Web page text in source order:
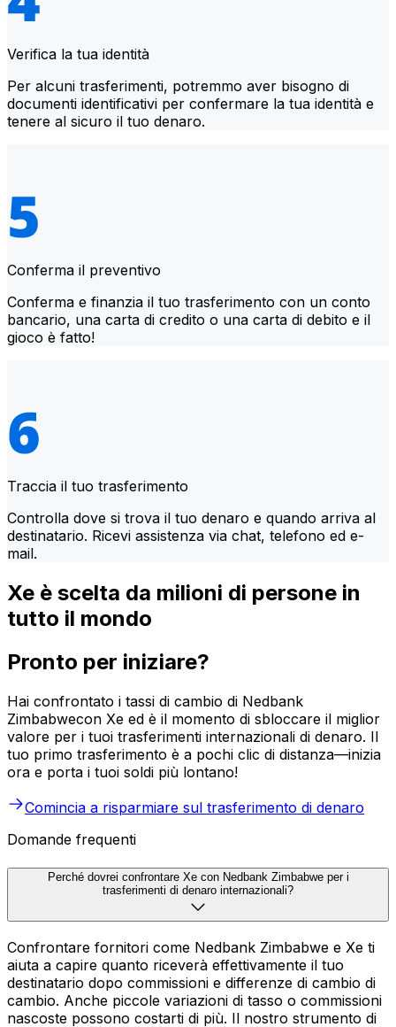
Verifica la tua identità
Per alcuni trasferimenti, potremmo aver bisogno di
documenti identificativi per confermare la tua identità e
tenere al sicuro il tuo denaro.
Conferma il preventivo
Conferma e finanzia il tuo trasferimento con un conto
bancario, una carta di credito o una carta di debito e il
gioco è fatto!
Traccia il tuo trasferimento
Controlla dove si trova il tuo denaro e quando arriva al
destinatario. Ricevi assistenza via chat, telefono ed e-
mail.
Xe è scelta da milioni di persone in
tutto il mondo
Pronto per iniziare?
Hai confrontato i tassi di cambio di Nedbank
Zimbabwecon Xe ed è il momento di sbloccare il miglior
valore per i tuoi trasferimenti internazionali di denaro. Il
tuo primo trasferimento è a pochi clic di distanza—inizia
ora e porta i tuoi soldi più lontano!
Comincia a risparmiare sul trasferimento di denaro
Domande frequenti
Perché dovrei confrontare Xe con Nedbank Zimbabwe per i
trasferimenti di denaro internazionali?
Confrontare fornitori come Nedbank Zimbabwe e Xe ti
aiuta a capire quanto riceverà effettivamente il tuo
destinatario dopo commissioni e differenze di cambio di
cambio. Anche piccole variazioni di tasso o commissioni
nascoste possono costarti di più. Il nostro strumento di